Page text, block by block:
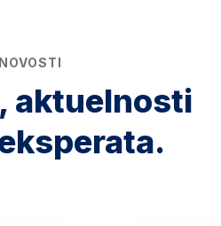
NOVOSTI
aktuelnosti